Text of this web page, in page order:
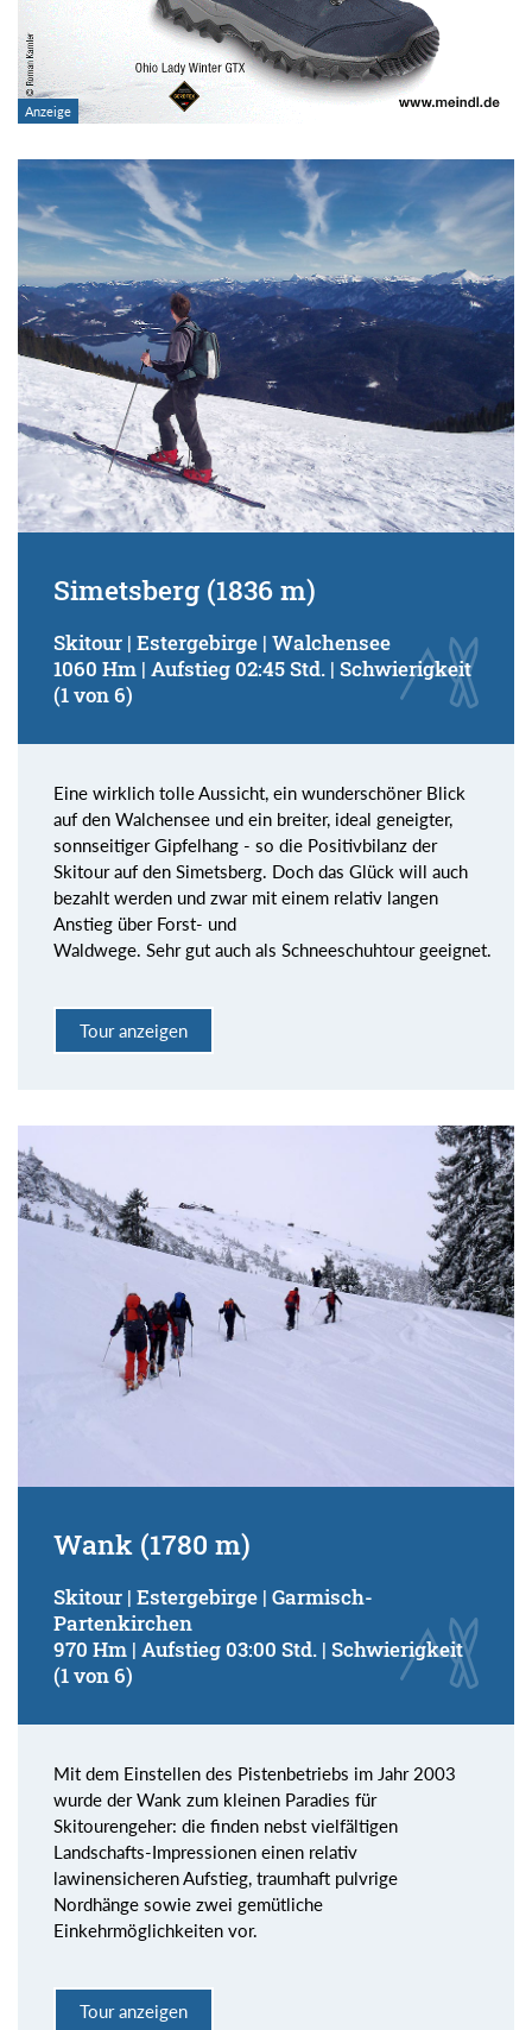
Simetsberg (1836 m)
Skitour | Estergebirge | Walchensee
1060 Hm | Aufstieg 02:45 Std. | Schwierigkeit
(1 von 6)
Eine wirklich tolle Aussicht, ein wunderschöner Blick
auf den Walchensee und ein breiter, ideal geneigter,
sonnseitiger Gipfelhang - so die Positivbilanz der
Skitour auf den Simetsberg. Doch das Glück will auch
bezahlt werden und zwar mit einem relativ langen
Anstieg über Forst- und
Waldwege. Sehr gut auch als Schneeschuhtour geeignet.
Tour anzeigen
Wank (1780 m)
Skitour | Estergebirge | Garmisch-
Partenkirchen
970 Hm | Aufstieg 03:00 Std. | Schwierigkeit
(1 von 6)
Mit dem Einstellen des Pistenbetriebs im Jahr 2003
wurde der Wank zum kleinen Paradies für
Skitourengeher: die finden nebst vielfältigen
Landschafts-Impressionen einen relativ
lawinensicheren Aufstieg, traumhaft pulvrige
Nordhänge sowie zwei gemütliche
Einkehrmöglichkeiten vor.
Tour anzeigen